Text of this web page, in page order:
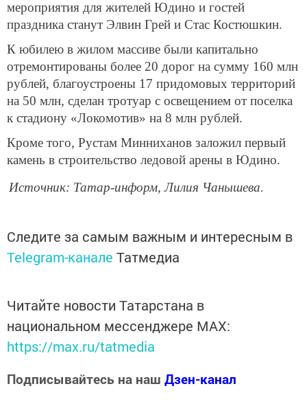
мероприятия для жителей Юдино и гостей
праздника станут Элвин Грей и Стас Костюшкин.
К юбилею в жилом массиве были капитально
отремонтированы более 20 дорог на сумму 160 млн
рублей, благоустроены 17 придомовых территорий
на 50 млн, сделан тротуар с освещением от поселка
к стадиону «Локомотив» на 8 млн рублей.
Кроме того, Рустам Минниханов заложил первый
камень в строительство ледовой арены в Юдино.
Источник: Татар-информ, Лилия Чанышева.
Следите за самым важным и интересным в
Telegram-канале Татмедиа
Читайте новости Татарстана в
национальном мессенджере MАХ:
https://max.ru/tatmedia
Подписывайтесь на наш Дзен-канал